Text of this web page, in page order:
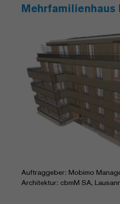
Mehrfamilienhaus
Auftraggeber: Mobimo
Architektur: cbmM SA,